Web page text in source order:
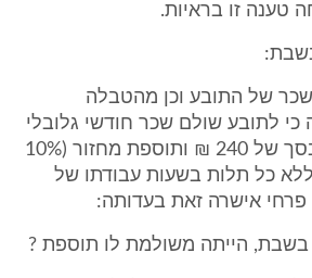
טענה זו בראיות.
השכר של התובע וכן מהטבלה
כי לתובע שולם שכר חודשי גלובלי
בגין עבודה בשבת בסך של 240 ₪ ותוספת מחזור (10%
כל תלות בשעות עבודתו של
אישרה זאת בעדותה:
הייתה משולמת לו תוספת ?